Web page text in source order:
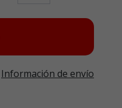
Información de envío